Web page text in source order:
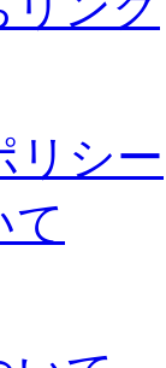
リシー
て